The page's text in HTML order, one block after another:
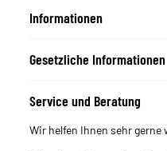
Informationen
Gesetzliche Informationen
Service und Beratung
Wir helfen Ihnen sehr gerne